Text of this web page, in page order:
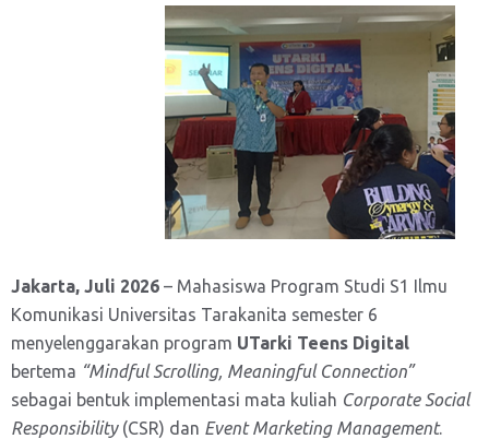
Jakarta, Juli 2026 – Mahasiswa Program Studi S1 Ilmu
Komunikasi Universitas Tarakanita semester 6
menyelenggarakan program UTarki Teens Digital
bertema “Mindful Scrolling, Meaningful Connection”
sebagai bentuk implementasi mata kuliah Corporate Social
Responsibility(CSR) dan Event Marketing Management.